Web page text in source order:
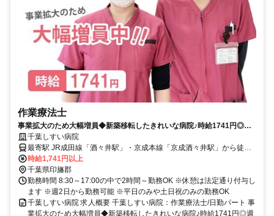
作業療法士
事業拡大のため大幅増員◆新築移転したきれいな病院♪時給1741円◎週2
日・2時間から相談OK★扶養内勤務可能☆平日のみ・土日祝のみ
OK◇【印旛郡、病院、酒々井駅・京成酒々井駅、作業療法士、日勤パー
ト】
千葉しすい病院
最寄駅 JR成田線「酒々井駅」・京成本線「京成酒々井駅」から徒歩
約10分
時給1,741円以上
千葉県印旛郡
勤務時間 8:30～17:00の中で2時間～勤務OK ※休憩は法定通り付与し
ます ※週2日から勤務可能 ※平日のみや土日祝のみの勤務OK
千葉しすい病院 求人概要 千葉しすい病院：作業療法士/日勤パート 事
業拡大のため大幅増員◆新築移転したきれいな病院♪時給1741円◎週